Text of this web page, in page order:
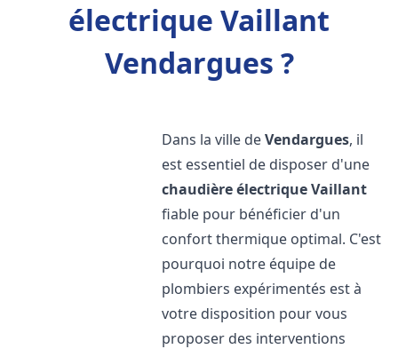
électrique Vaillant
Vendargues ?
Dans la ville deVendargues, il
est essentiel de disposer d'une
chaudière électrique Vaillant
fiable pour bénéficier d'un
confort thermique optimal. C'est
pourquoi notre équipe de
plombiers expérimentés est à
votre disposition pour vous
proposer des interventions